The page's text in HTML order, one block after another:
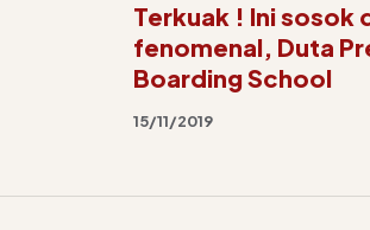
Terkuak ! Ini sosok
fenomenal, Duta
Boarding School
15/11/2019